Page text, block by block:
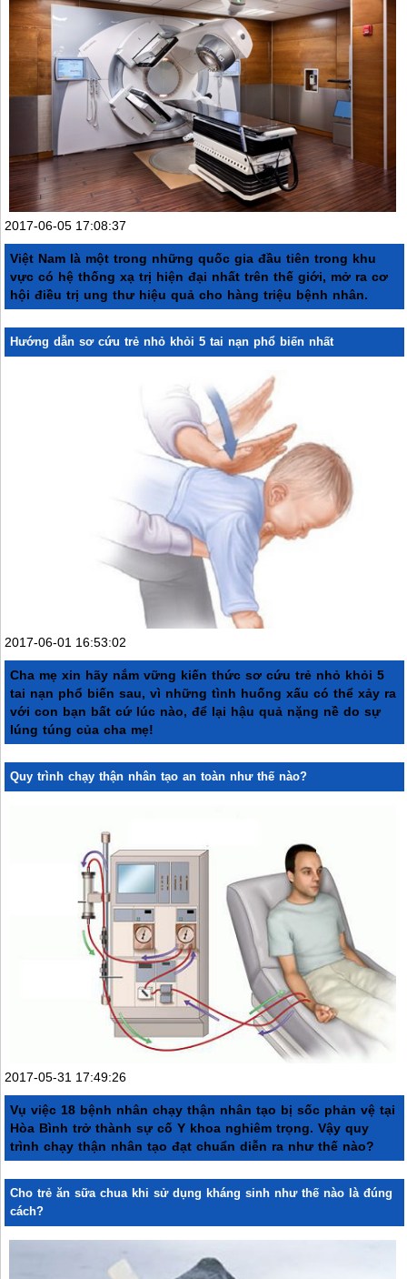
2017-06-05 17:08:37
Việt Nam là một trong những quốc gia đầu tiên trong khu
vực có hệ thống xạ trị hiện đại nhất trên thế giới, mở ra cơ
hội điều trị ung thư hiệu quả cho hàng triệu bệnh nhân.
Hướng dẫn sơ cứu trẻ nhỏ khỏi 5 tai nạn phổ biến nhất
2017-06-01 16:53:02
Cha mẹ xin hãy nắm vững kiến thức sơ cứu trẻ nhỏ khỏi 5
tai nạn phổ biến sau, vì những tình huống xấu có thể xảy ra
với con bạn bất cứ lúc nào, để lại hậu quả nặng nề do sự
lúng túng của cha mẹ!
Quy trình chạy thận nhân tạo an toàn như thế nào?
2017-05-31 17:49:26
Vụ việc 18 bệnh nhân chạy thận nhân tạo bị sốc phản vệ tại
Hòa Bình trở thành sự cố Y khoa nghiêm trọng. Vậy quy
trình chạy thận nhân tạo đạt chuẩn diễn ra như thế nào?
Cho trẻ ăn sữa chua khi sử dụng kháng sinh như thế nào là đúng
cách?